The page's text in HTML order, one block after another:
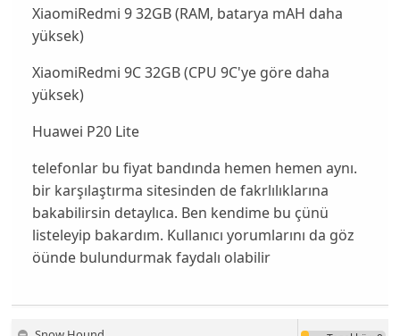
XiaomiRedmi 9 32GB (RAM, batarya mAH daha
yüksek)
XiaomiRedmi 9C 32GB (CPU 9C'ye göre daha
yüksek)
Huawei P20 Lite
telefonlar bu fiyat bandında hemen hemen aynı.
bir karşılaştırma sitesinden de fakrlılıklarına
bakabilirsin detaylıca. Ben kendime bu çünü
listeleyip bakardım. Kullanıcı yorumlarını da göz
öünde bulundurmak faydalı olabilir